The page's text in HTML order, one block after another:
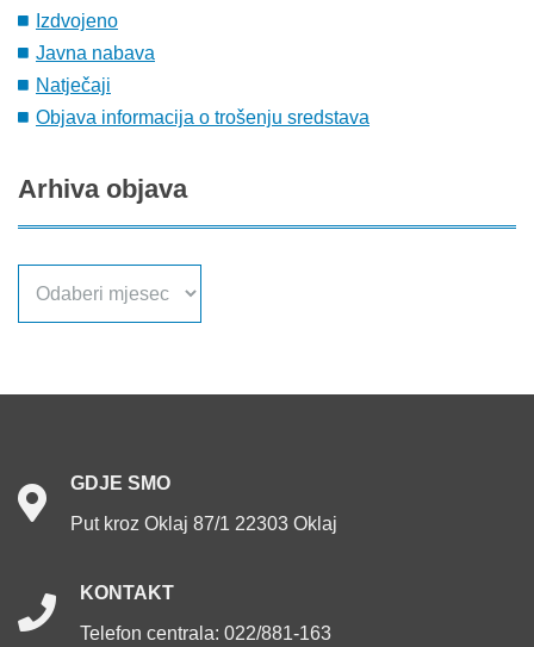
Izdvojeno
Javna nabava
Natječaji
Objava informacija o trošenju sredstava
Arhiva objava
GDJE SMO
Put kroz Oklaj 87/1 22303 Oklaj
KONTAKT
Telefon centrala: 022/881-163